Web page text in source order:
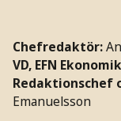
Chefredaktör:
VD, EFN
Redaktionschef
Emanuelsson